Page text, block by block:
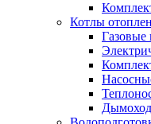
Котлы
Газовые